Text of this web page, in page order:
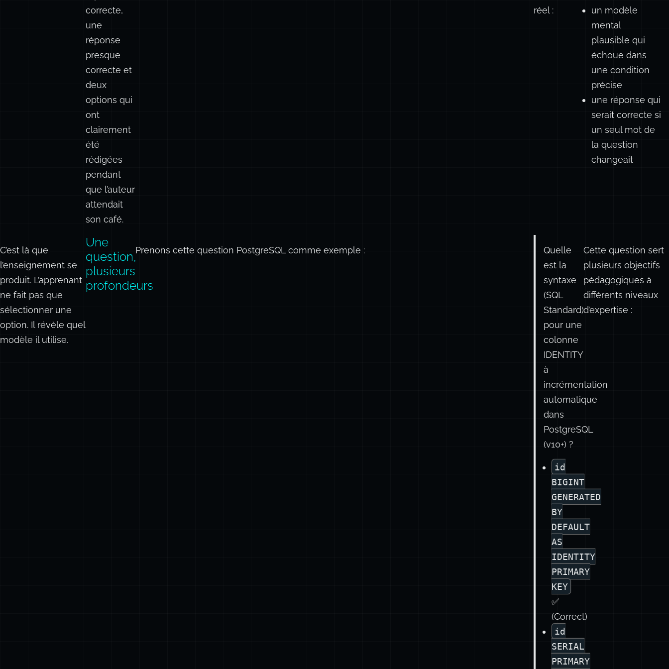
multiples
ont une
réponse
correcte,
une
réponse
presque
correcte et
deux
options qui
ont
clairement
été
rédigées
pendant
attendait
son café.
représente
apparaît encore
dans l’ancien
code
un modèle
mental
plausible qui
échoue dans
une condition
précise
une réponse qui
serait correcte si
C’est là que
l’enseignement se
produit. L’apprenant
ne fait pas que
Une
Quelle
est la
syntaxe
(SQL
Standard)
pour une
colonne
IDENTITY
à
incrémentation
automatique
dans
PostgreSQL
(v10+) ?
id
BIGINT
GENERATED
BY
DEFAULT
AS
IDENTITY
PRIMARY
KEY
✅
(Correct)
Cette question sert
plusieurs objectifs